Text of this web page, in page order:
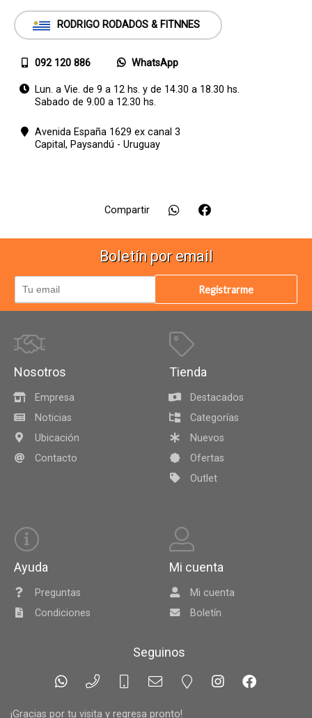
RODRIGO RODADOS & FITNNES
092 120 886 WhatsApp
Lun. a Vie. de 9 a 12 hs. y de 14.30 a 18.30 hs.
Sabado de 9.00 a 12.30 hs.
Avenida España 1629 ex canal 3
Capital, Paysandú - Uruguay
Compartir
Boletín por email
Registrarme
Nosotros
Empresa
Noticias
Ubicación
Contacto
Tienda
Destacados
Categorías
Nuevos
Ofertas
Outlet
Ayuda
Preguntas
Condiciones
Mi cuenta
Mi cuenta
Boletín
Seguinos
¡Gracias por tu visita y regresa pronto!